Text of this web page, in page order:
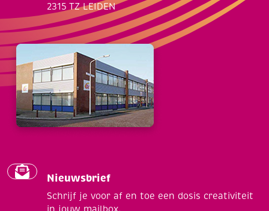
2315 TZ LEIDEN
Nieuwsbrief
Schrijf je voor af en toe een dosis creativiteit